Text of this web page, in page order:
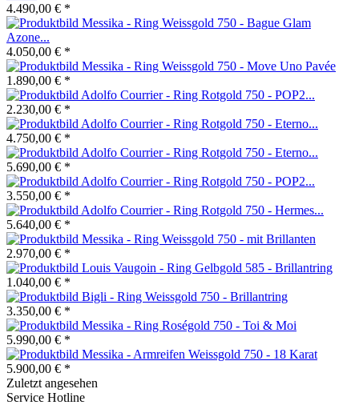
4.490,00 € *
Messika - Ring Weissgold 750 - Bague Glam
Azone...
4.050,00 € *
Messika - Ring Weissgold 750 - Move Uno Pavée
1.890,00 € *
Adolfo Courrier - Ring Rotgold 750 - POP2...
2.230,00 € *
Adolfo Courrier - Ring Rotgold 750 - Eterno...
4.750,00 € *
Adolfo Courrier - Ring Rotgold 750 - Eterno...
5.690,00 € *
Adolfo Courrier - Ring Rotgold 750 - POP2...
3.550,00 € *
Adolfo Courrier - Ring Rotgold 750 - Hermes...
5.640,00 € *
Messika - Ring Weissgold 750 - mit Brillanten
2.970,00 € *
Louis Vaugoin - Ring Gelbgold 585 - Brillantring
1.040,00 € *
Bigli - Ring Weissgold 750 - Brillantring
3.350,00 € *
Messika - Ring Roségold 750 - Toi & Moi
5.990,00 € *
Messika - Armreifen Weissgold 750 - 18 Karat
5.900,00 € *
Zuletzt angesehen
Service Hotline